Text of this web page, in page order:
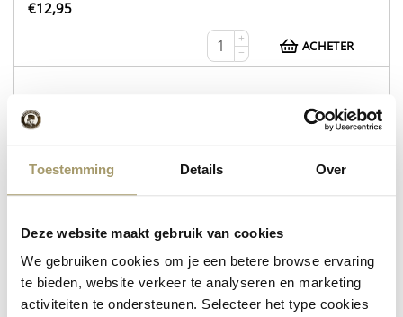
Toestemming Details Over
Deze website maakt gebruik van cookies
We gebruiken cookies om je een betere browse ervaring
te bieden, website verkeer te analyseren en marketing
activiteiten te ondersteunen. Selecteer het type cookies
€12,95
+
−
ACHETER
Whey Tripel
Wheyzen
en stock
€12,95